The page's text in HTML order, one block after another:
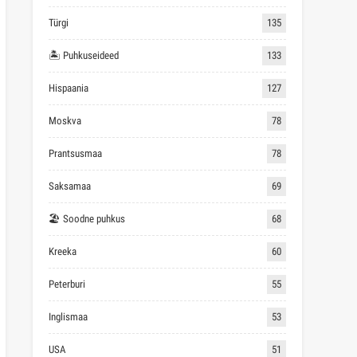
Türgi 135
🏝 Puhkuseideed 133
Hispaania 127
Moskva 78
Prantsusmaa 78
Saksamaa 69
🏖 Soodne puhkus 68
Kreeka 60
Peterburi 55
Inglismaa 53
USA 51